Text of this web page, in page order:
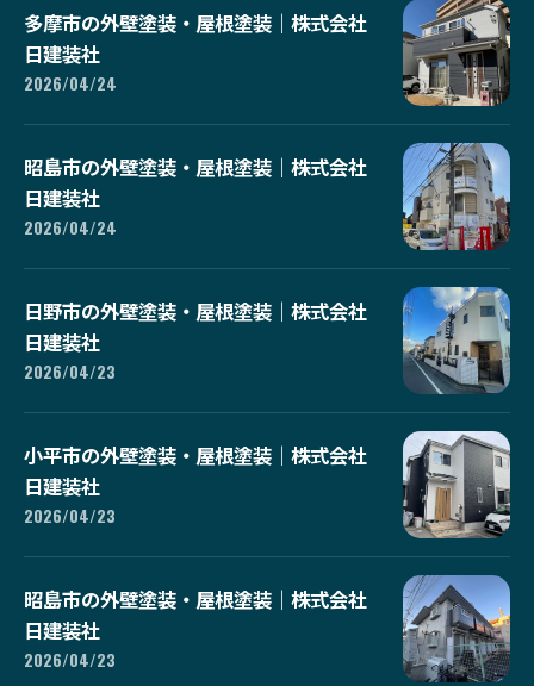
多摩市の外壁塗装・屋根塗装｜株式会社
日建装社
2026/04/24
昭島市の外壁塗装・屋根塗装｜株式会社
日建装社
2026/04/24
日野市の外壁塗装・屋根塗装｜株式会社
日建装社
2026/04/23
小平市の外壁塗装・屋根塗装｜株式会社
日建装社
2026/04/23
昭島市の外壁塗装・屋根塗装｜株式会社
日建装社
2026/04/23